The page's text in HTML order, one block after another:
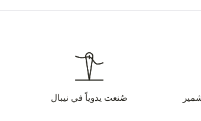
صُنعت يدوياً في نيبال